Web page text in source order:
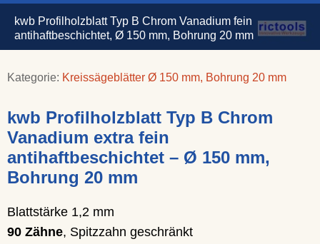
kwb Profilholzblatt Typ B Chrom Vanadium fein
antihaftbeschichtet, Ø 150 mm, Bohrung 20 mm
Kategorie: Kreissägeblätter Ø 150 mm, Bohrung 20 mm
kwb Profilholzblatt Typ B Chrom
Vanadium extra fein
antihaftbeschichtet – Ø 150 mm,
Bohrung 20 mm
Blattstärke 1,2 mm
90 Zähne, Spitzzahn geschränkt